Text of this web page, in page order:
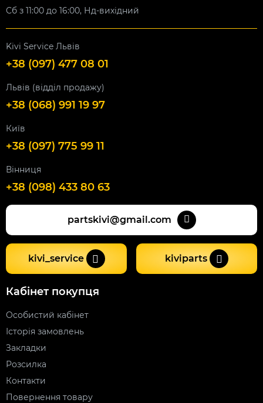
Сб з 11:00 до 16:00, Нд-вихідний
Kivi Service Львів
+38 (097) 477 08 01
Львів (відділ продажу)
+38 (068) 991 19 97
Київ
+38 (097) 775 99 11
Вінниця
+38 (098) 433 80 63
partskivi@gmail.com
kivi_service kiviparts
Кабінет покупця
Особистий кабінет
Історія замовлень
Закладки
Розсилка
Контакти
Повернення товару